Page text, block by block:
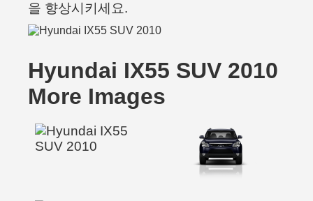
을 향상시키세요.
Hyundai IX55 SUV 2010
More Images